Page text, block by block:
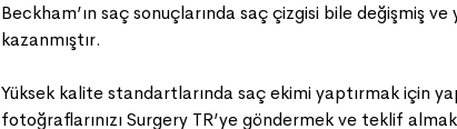
Beckham’ın saç sonuçlarında saç çizgisi bile değişmiş
kazanmıştır.
Yüksek kalite standartlarında saç ekimi yaptırmak için
fotoğraflarınızı Surgery TR’ye göndermek ve teklif